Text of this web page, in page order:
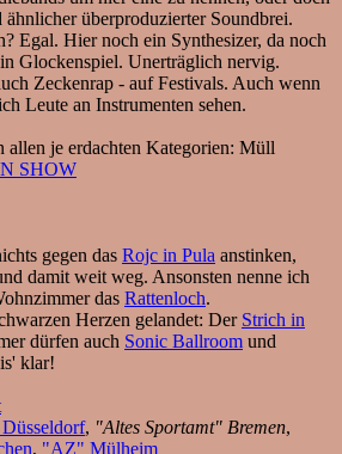
ähnlicher überproduzierter Soundbrei.
Egal. Hier noch ein Synthesizer, da noch
Glockenspiel. Unerträglich nervig.
Zeckenrap - auf Festivals. Auch wenn
Leute an Instrumenten sehen.
allen je erdachten Kategorien: Müll
SHOW
gegen das Rojc in Pula anstinken,
damit weit weg. Ansonsten nenne ich
das Rattenloch.
Herzen gelandet: Der Strich in
dürfen auch Sonic Ballroom und
klar!
, "Altes Sportamt" Bremen,
, "AZ" Mülheim